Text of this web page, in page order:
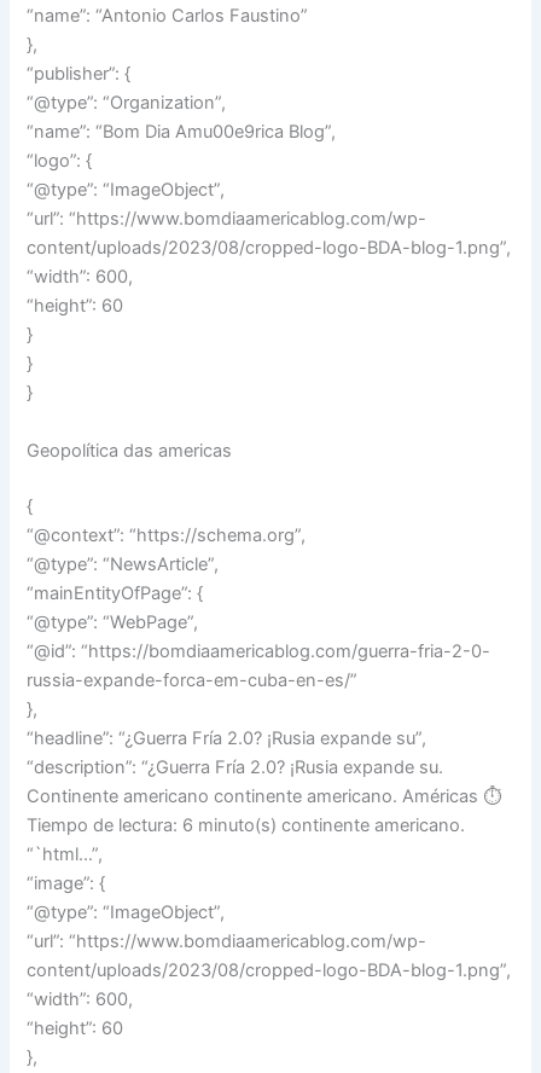
“name”: “Antonio Carlos Faustino”
},
“publisher”: {
“@type”: “Organization”,
“name”: “Bom Dia Amu00e9rica Blog”,
“logo”: {
“@type”: “ImageObject”,
“url”: “https://www.bomdiaamericablog.com/wp-
content/uploads/2023/08/cropped-logo-BDA-blog-1.png”,
“width”: 600,
“height”: 60
}
}
}
Geopolítica das americas
{
“@context”: “https://schema.org”,
“@type”: “NewsArticle”,
“mainEntityOfPage”: {
“@type”: “WebPage”,
“@id”: “https://bomdiaamericablog.com/guerra-fria-2-0-
russia-expande-forca-em-cuba-en-es/”
},
“headline”: “¿Guerra Fría 2.0? ¡Rusia expande su”,
“description”: “¿Guerra Fría 2.0? ¡Rusia expande su.
Continente americano continente americano. Américas ⏱️
Tiempo de lectura: 6 minuto(s) continente americano.
“`html…”,
“image”: {
“@type”: “ImageObject”,
“url”: “https://www.bomdiaamericablog.com/wp-
content/uploads/2023/08/cropped-logo-BDA-blog-1.png”,
“width”: 600,
“height”: 60
},